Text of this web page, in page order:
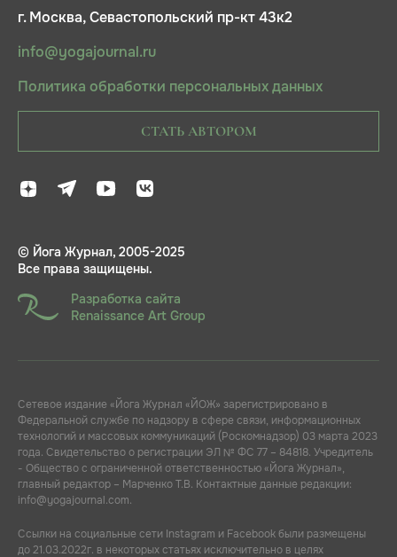
г. Москва, Севастопольский пр-кт 43к2
info@yogajournal.ru
Политика обработки персональных данных
СТАТЬ АВТОРОМ
© Йога Журнал, 2005-2025
Все права защищены.
Разработка сайта
Renaissance Art Group
Сетевое издание «Йога Журнал «ЙОЖ» зарегистрировано в
Федеральной службе по надзору в сфере связи, информационных
технологий и массовых коммуникаций (Роскомнадзор) 03 марта 2023
года. Свидетельство о регистрации ЭЛ № ФС 77 – 84818. Учредитель
- Общество с ограниченной ответственностью «Йога Журнал»,
главный редактор – Марченко Т.В. Контактные данные редакции:
info@yogajournal.com.
Ссылки на социальные сети Instagram и Facebook были размещены
до 21.03.2022г. в некоторых статьях исключительно в целях